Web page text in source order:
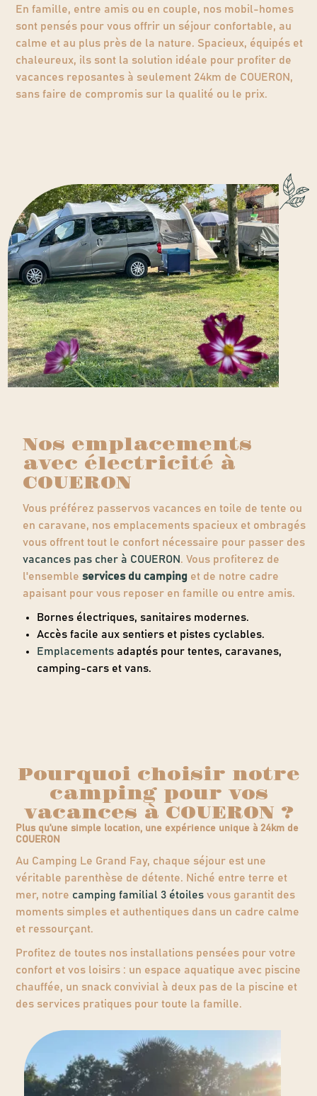
En famille, entre amis ou en couple, nos mobil-homes
sont pensés pour vous offrir un séjour confortable, au
calme et au plus près de la nature. Spacieux, équipés et
chaleureux, ils sont la solution idéale pour profiter de
vacances reposantes à seulement 24km de COUERON,
sans faire de compromis sur la qualité ou le prix.
Nos emplacements
avec électricité à
COUERON
Vous préférez passervos vacances en toile de tente ou
en caravane, nos emplacements spacieux et ombragés
vous offrent tout le confort nécessaire pour passer des
vacances pas cher à COUERON. Vous profiterez de
l'ensembleservices du camping et de notre cadre
apaisant pour vous reposer en famille ou entre amis.
Bornes électriques, sanitaires modernes.
Accès facile aux sentiers et pistes cyclables.
Emplacements adaptés pour tentes, caravanes,
camping-cars et vans.
Pourquoi choisir notre
camping pour vos
vacances à COUERON ?
Plus qu'une simple location, une expérience unique à 24km de
COUERON
Au Camping Le Grand Fay, chaque séjour est une
véritable parenthèse de détente. Niché entre terre et
mer, notre camping familial 3 étoilesvous garantit des
moments simples et authentiques dans un cadre calme
et ressourçant.
Profitez de toutes nos installations pensées pour votre
confort et vos loisirs : un espace aquatique avec piscine
chauffée, un snack convivial à deux pas de la piscine et
des services pratiques pour toute la famille.